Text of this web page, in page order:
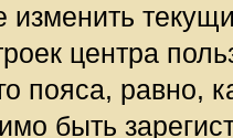
центра
пояса, равно,
быть